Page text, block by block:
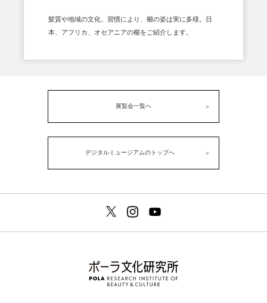
髪質や地域の文化、習慣により、櫛の姿は実に多様。日
本、アフリカ、オセアニアの櫛をご紹介します。
展覧会一覧へ
デジタルミュージアムのトップへ